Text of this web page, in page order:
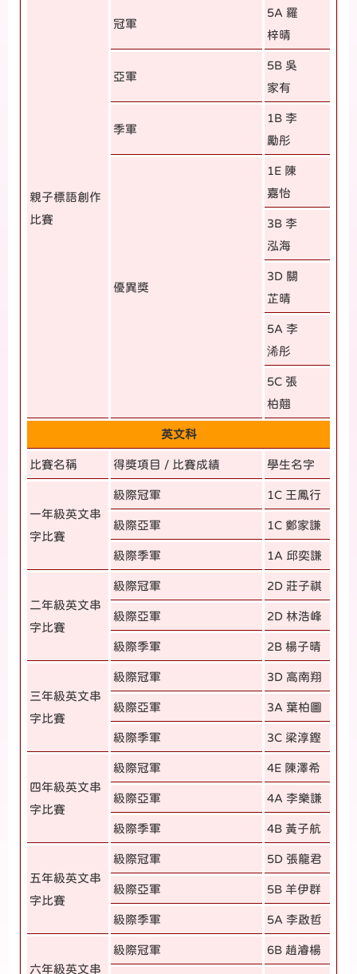
親子標語創作
比賽
冠軍
5A 羅
梓晴
亞軍
5B 吳
家有
季軍
1B 李
勵彤
優異獎
1E 陳
嘉怡
3B 李
泓海
3D 關
芷晴
5A 李
浠彤
5C 張
柏翹
英文科
比賽名稱 得獎項目 / 比賽成績 學生名字
一年級英文串
字比賽
級際冠軍 1C 王鳳行
級際亞軍 1C 鄭家謙
級際季軍 1A 邱奕謙
二年級英文串
字比賽
級際冠軍 2D 莊子祺
級際亞軍 2D 林浩峰
級際季軍 2B 楊子晴
三年級英文串
字比賽
級際冠軍 3D 高南翔
級際亞軍 3A 葉柏圖
級際季軍 3C 梁淳鏗
四年級英文串
字比賽
級際冠軍 4E 陳澤希
級際亞軍 4A 李樂謙
級際季軍 4B 黃子航
五年級英文串
字比賽
級際冠軍 5D 張龍君
級際亞軍 5B 羊伊群
級際季軍 5A 李啟哲
六年級英文串
級際冠軍 6B 趙濬楊